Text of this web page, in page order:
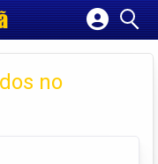
empresa
no